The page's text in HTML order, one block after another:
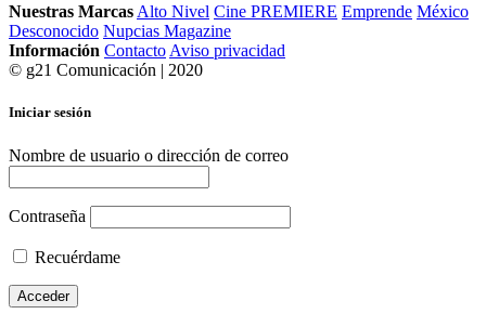
Nuestras Marcas Alto Nivel Cine PREMIERE Emprende México
Desconocido Nupcias Magazine
Información Contacto Aviso privacidad
© g21 Comunicación | 2020
Iniciar sesión
Nombre de usuario o dirección de correo
Contraseña
Recuérdame